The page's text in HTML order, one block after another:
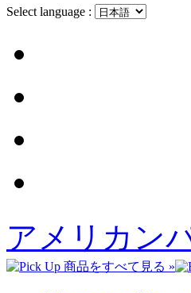
Select language :
アメリカン